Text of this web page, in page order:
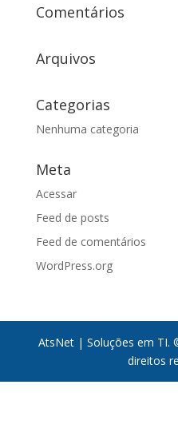
Comentários
Arquivos
Categorias
Nenhuma categoria
Meta
Acessar
Feed de posts
Feed de comentários
WordPress.org
AtsNet | Soluções em TI.
direitos